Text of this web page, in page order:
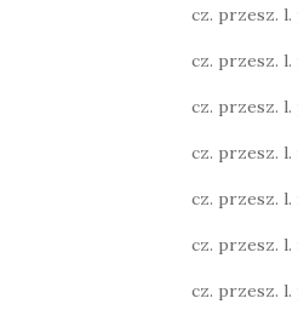
cz. przesz. l.
cz. przesz. l.
cz. przesz. l.
cz. przesz. l.
cz. przesz. l.
cz. przesz. l.
cz. przesz. l.